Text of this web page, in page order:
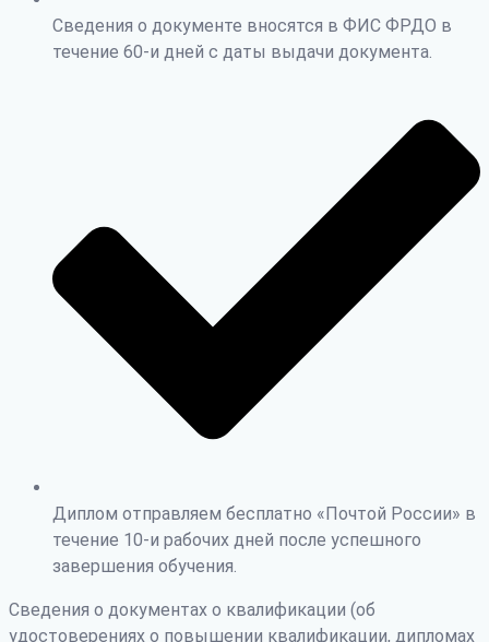
Сведения о документе вносятся в ФИС ФРДО в
течение 60-и дней с даты выдачи документа.
Диплом отправляем бесплатно «Почтой России» в
течение 10-и рабочих дней после успешного
завершения обучения.
Сведения о документах о квалификации (об
удостоверениях о повышении квалификации, дипломах